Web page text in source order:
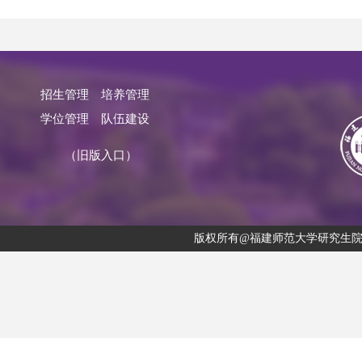
招生管理
培养管理
学位管理
队伍建设
（旧版入口）
版权所有@福建师范大学研究